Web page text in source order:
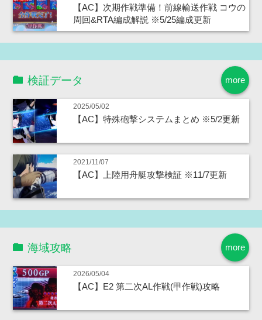
【AC】次期作戦準備！前線輸送作戦 コウの
周回&RTA編成解説 ※5/25編成更新
more
検証データ
2025/05/02
【AC】特殊砲撃システムまとめ ※5/2更新
2021/11/07
【AC】上陸用舟艇攻撃検証 ※11/7更新
more
海域攻略
2026/05/04
【AC】E2 第二次AL作戦(甲作戦)攻略